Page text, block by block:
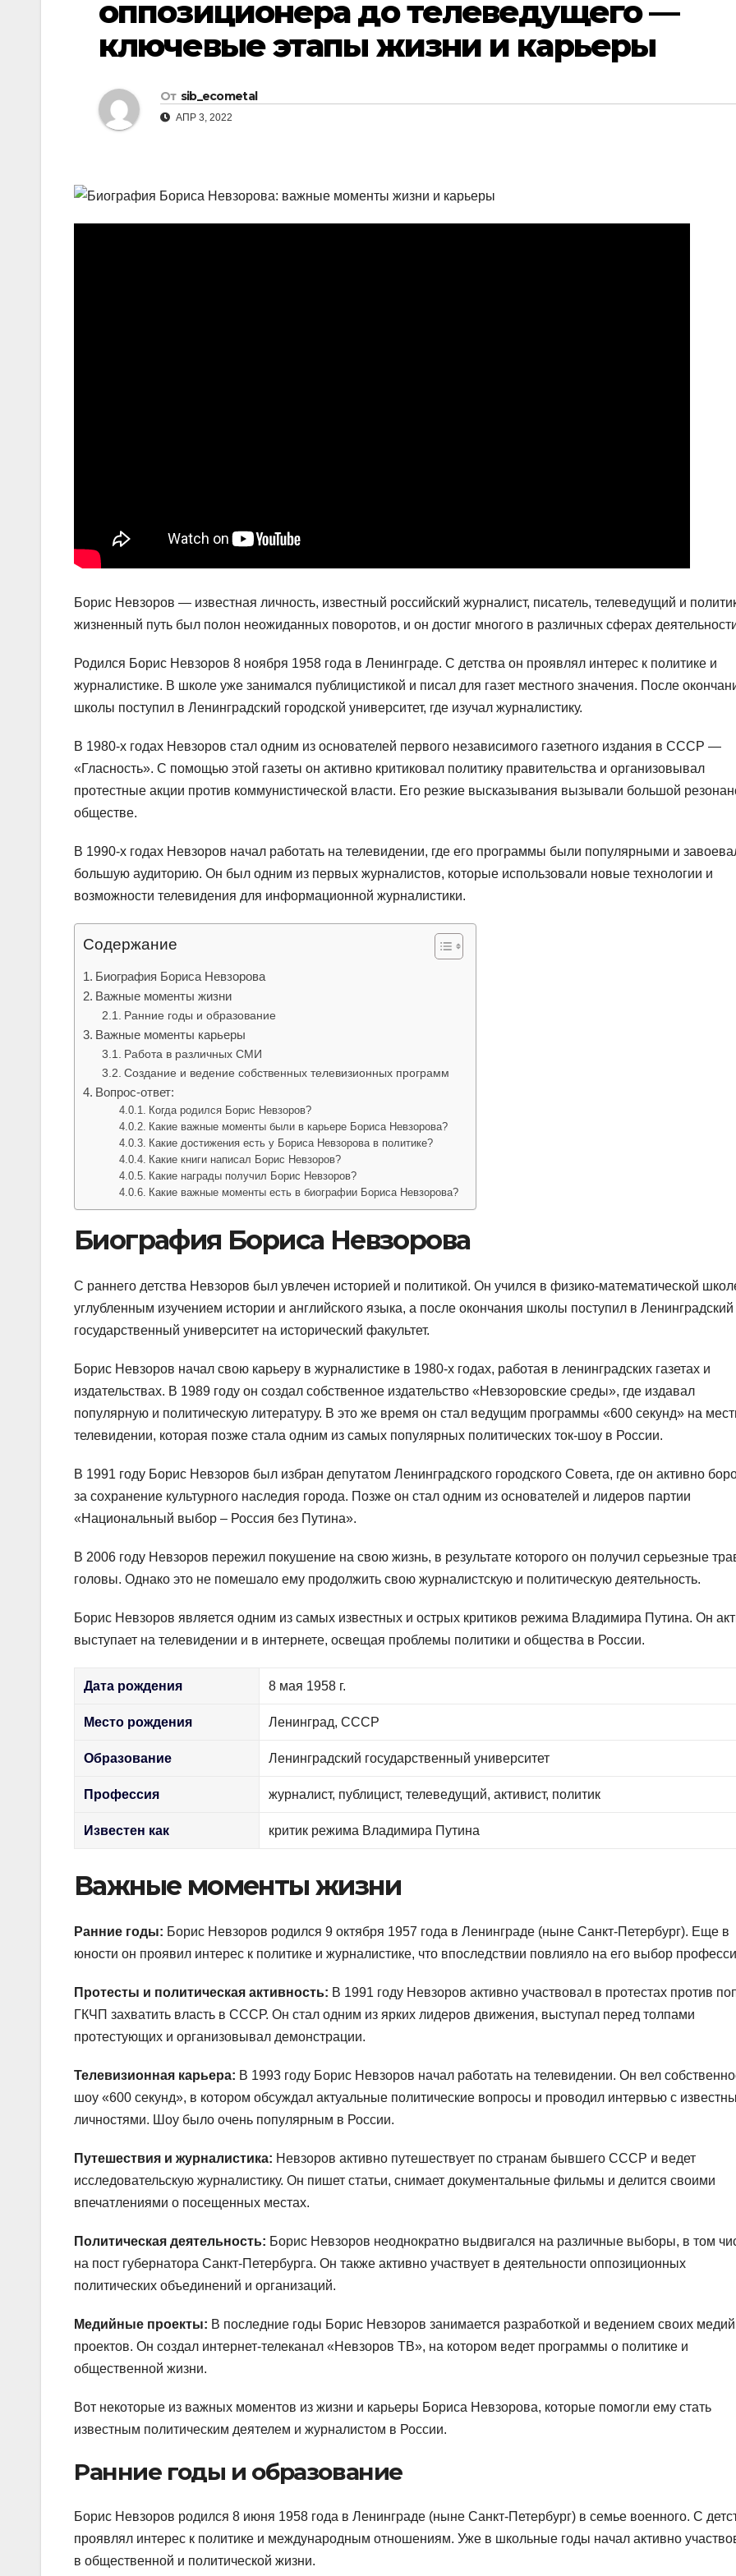
оппозиционера до телеведущего —
ключевые этапы жизни и карьеры
От sib_ecometal
АПР 3, 2022
Борис Невзоров — известная личность, известный российский журналист, писатель, телеведущий и
жизненный путь был полон неожиданных поворотов, и он достиг многого в различных сферах
Родился Борис Невзоров 8 ноября 1958 года в Ленинграде. С детства он проявлял интерес к политике и
журналистике. В школе уже занимался публицистикой и писал для газет местного значения. После
школы поступил в Ленинградский городской университет, где изучал журналистику.
В 1980-х годах Невзоров стал одним из основателей первого независимого газетного издания в СССР —
«Гласность». С помощью этой газеты он активно критиковал политику правительства и организовывал
протестные акции против коммунистической власти. Его резкие высказывания вызывали большой
обществе.
В 1990-х годах Невзоров начал работать на телевидении, где его программы были популярными и
большую аудиторию. Он был одним из первых журналистов, которые использовали новые технологии и
возможности телевидения для информационной журналистики.
Содержание
Биография Бориса Невзорова
Важные моменты жизни
Ранние годы и образование
Важные моменты карьеры
Работа в различных СМИ
Создание и ведение собственных телевизионных программ
Вопрос-ответ:
Когда родился Борис Невзоров?
Какие важные моменты были в карьере Бориса Невзорова?
Какие достижения есть у Бориса Невзорова в политике?
Какие книги написал Борис Невзоров?
Какие награды получил Борис Невзоров?
Какие важные моменты есть в биографии Бориса Невзорова?
Биография Бориса Невзорова
С раннего детства Невзоров был увлечен историей и политикой. Он учился в физико-математической
углубленным изучением истории и английского языка, а после окончания школы поступил в Ленинградский
государственный университет на исторический факультет.
Борис Невзоров начал свою карьеру в журналистике в 1980-х годах, работая в ленинградских газетах и
издательствах. В 1989 году он создал собственное издательство «Невзоровские среды», где издавал
популярную и политическую литературу. В это же время он стал ведущим программы «600 секунд» на
телевидении, которая позже стала одним из самых популярных политических ток-шоу в России.
В 1991 году Борис Невзоров был избран депутатом Ленинградского городского Совета, где он активно
за сохранение культурного наследия города. Позже он стал одним из основателей и лидеров партии
«Национальный выбор – Россия без Путина».
В 2006 году Невзоров пережил покушение на свою жизнь, в результате которого он получил серьезные
головы. Однако это не помешало ему продолжить свою журналистскую и политическую деятельность.
Борис Невзоров является одним из самых известных и острых критиков режима Владимира Путина. Он
выступает на телевидении и в интернете, освещая проблемы политики и общества в России.
Дата рождения 8 мая 1958 г.
Место рождения Ленинград, СССР
Образование Ленинградский государственный университет
Профессия журналист, публицист, телеведущий, активист, политик
Известен как критик режима Владимира Путина
Важные моменты жизни
Ранние годы: Борис Невзоров родился 9 октября 1957 года в Ленинграде (ныне Санкт-Петербург). Еще в
юности он проявил интерес к политике и журналистике, что впоследствии повлияло на его выбор
Протесты и политическая активность: В 1991 году Невзоров активно участвовал в протестах против
ГКЧП захватить власть в СССР. Он стал одним из ярких лидеров движения, выступал перед толпами
протестующих и организовывал демонстрации.
Телевизионная карьера: В 1993 году Борис Невзоров начал работать на телевидении. Он вел
шоу «600 секунд», в котором обсуждал актуальные политические вопросы и проводил интервью с
личностями. Шоу было очень популярным в России.
Путешествия и журналистика: Невзоров активно путешествует по странам бывшего СССР и ведет
исследовательскую журналистику. Он пишет статьи, снимает документальные фильмы и делится своими
впечатлениями о посещенных местах.
Политическая деятельность: Борис Невзоров неоднократно выдвигался на различные выборы, в том
на пост губернатора Санкт-Петербурга. Он также активно участвует в деятельности оппозиционных
политических объединений и организаций.
Медийные проекты: В последние годы Борис Невзоров занимается разработкой и ведением своих
проектов. Он создал интернет-телеканал «Невзоров ТВ», на котором ведет программы о политике и
общественной жизни.
Вот некоторые из важных моментов из жизни и карьеры Бориса Невзорова, которые помогли ему стать
известным политическим деятелем и журналистом в России.
Ранние годы и образование
Борис Невзоров родился 8 июня 1958 года в Ленинграде (ныне Санкт-Петербург) в семье военного. С
проявлял интерес к политике и международным отношениям. Уже в школьные годы начал активно
в общественной и политической жизни.